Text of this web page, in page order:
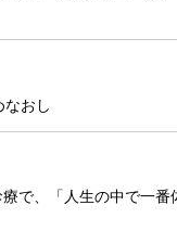
おし
で、「人生の中で一番